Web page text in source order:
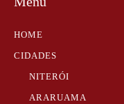
HOME
CIDADES
NITERÓI
ARARUAMA